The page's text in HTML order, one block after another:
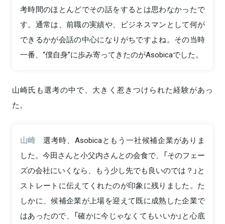
考時間のほとんどでその話をするとは思わなかったで
す。通常は、前職の実績や、ビジネスマンとして何が
できるかが会話の中心になりがちですよね。その当時
一番、“僕自身”に歩み寄ってきたのがAsobicaでした。
山崎氏も選考の中で、大きく惹きつけられた経験があっ
た。
山崎
選考時、Asobicaともう一社候補企業がありま
した。今田さんと小父内さんとの会食で、「そのフェー
ズの会社にいくなら、もう少し先でも良いのでは？」と
ストレートに伝えてくれたのが印象に残りました。た
しかに、候補企業が上場を迎えて既に成熟した企業で
はあったので、「確かに今じゃなくてもいいか」と心底